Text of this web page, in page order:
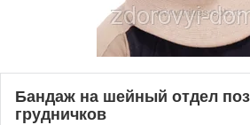
Бандаж на шейный отдел
грудничков